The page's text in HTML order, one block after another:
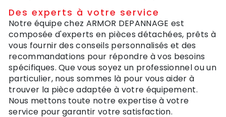
Des experts à votre service
Notre équipe chez ARMOR DEPANNAGE est
composée d'experts en pièces détachées, prêts à
vous fournir des conseils personnalisés et des
recommandations pour répondre à vos besoins
spécifiques. Que vous soyez un professionnel ou un
particulier, nous sommes là pour vous aider à
trouver la pièce adaptée à votre équipement.
Nous mettons toute notre expertise à votre
service pour garantir votre satisfaction.